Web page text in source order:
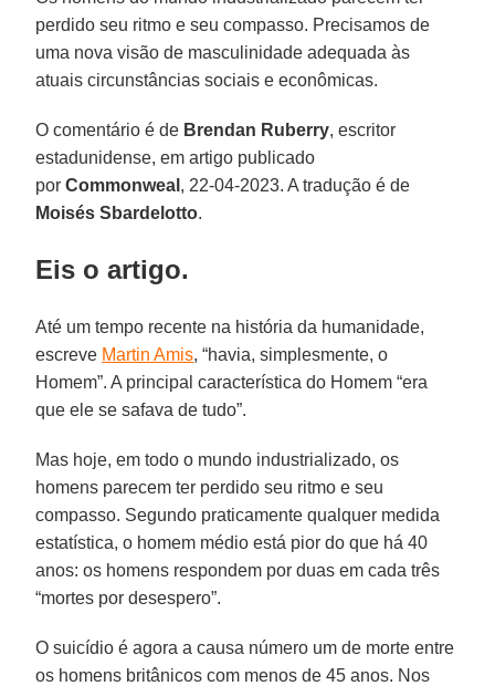
perdido seu ritmo e seu compasso. Precisamos de
uma nova visão de masculinidade adequada às
atuais circunstâncias sociais e econômicas.
O comentário é de Brendan Ruberry, escritor
estadunidense, em artigo publicado
porCommonweal , 22-04-2023. A tradução é de
Moisés Sbardelotto.
Eis o artigo.
Até um tempo recente na história da humanidade,
escreve Martin Amis, “havia, simplesmente, o
Homem”. A principal característica do Homem “era
que ele se safava de tudo”.
Mas hoje, em todo o mundo industrializado, os
homens parecem ter perdido seu ritmo e seu
compasso. Segundo praticamente qualquer medida
estatística, o homem médio está pior do que há 40
anos: os homens respondem por duas em cada três
“mortes por desespero”.
O suicídio é agora a causa número um de morte entre
os homens britânicos com menos de 45 anos. Nos